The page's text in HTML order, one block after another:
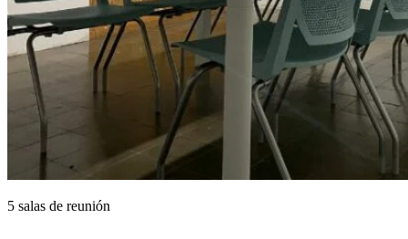
5 salas de reunión